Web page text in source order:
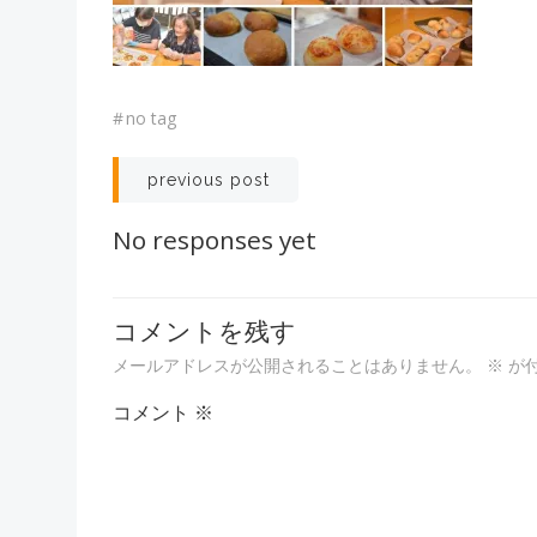
#no tag
投
稿
ビ
ゲ
previous post
No responses yet
コメントを残す
メールアドレスが公開されることはありません。 ※ が
コメント ※